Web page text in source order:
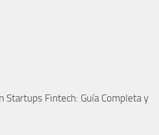
Startups Fintech: Guía Completa y